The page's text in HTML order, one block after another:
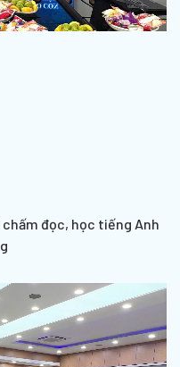
đọc, học tiếng Anh